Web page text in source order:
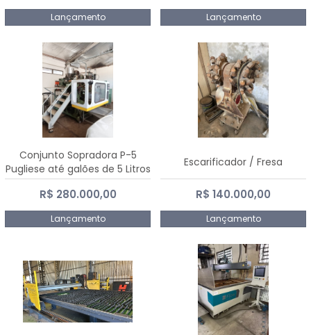
Lançamento Lançamento
Conjunto Sopradora P-5
Pugliese até galões de 5 Litros
R$ 280.000,00
Lançamento
Escarificador / Fresa
R$ 140.000,00
Lançamento